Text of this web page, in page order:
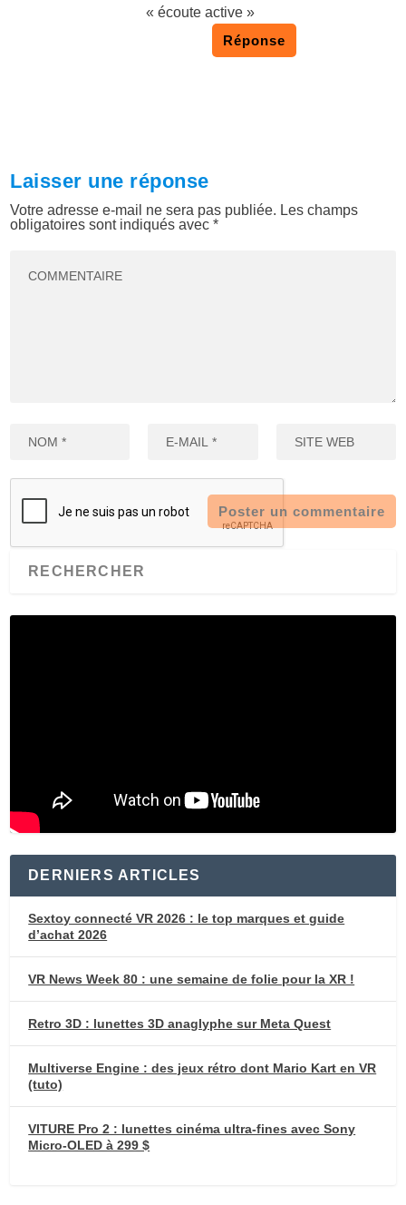
« écoute active »
Réponse
Laisser une réponse
Votre adresse e-mail ne sera pas publiée. Les champs
obligatoires sont indiqués avec*
DERNIERS ARTICLES
Sextoy connecté VR 2026 : le top marques et guide
d’achat 2026
VR News Week 80 : une semaine de folie pour la XR !
Retro 3D : lunettes 3D anaglyphe sur Meta Quest
Multiverse Engine : des jeux rétro dont Mario Kart en VR
(tuto)
VITURE Pro 2 : lunettes cinéma ultra-fines avec Sony
Micro-OLED à 299 $